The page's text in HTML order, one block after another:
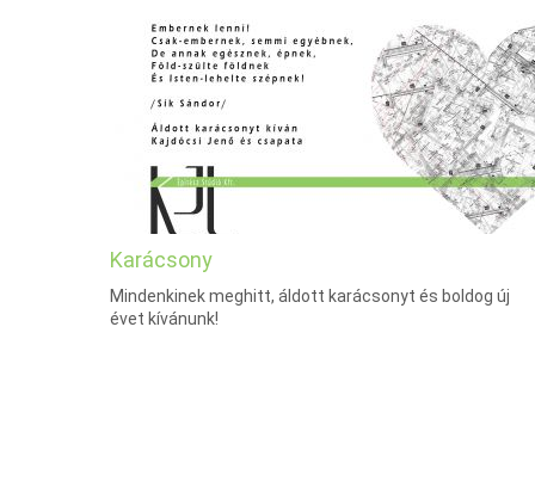
Karácsony
Mindenkinek meghitt, áldott karácsonyt és boldog új
évet kívánunk!